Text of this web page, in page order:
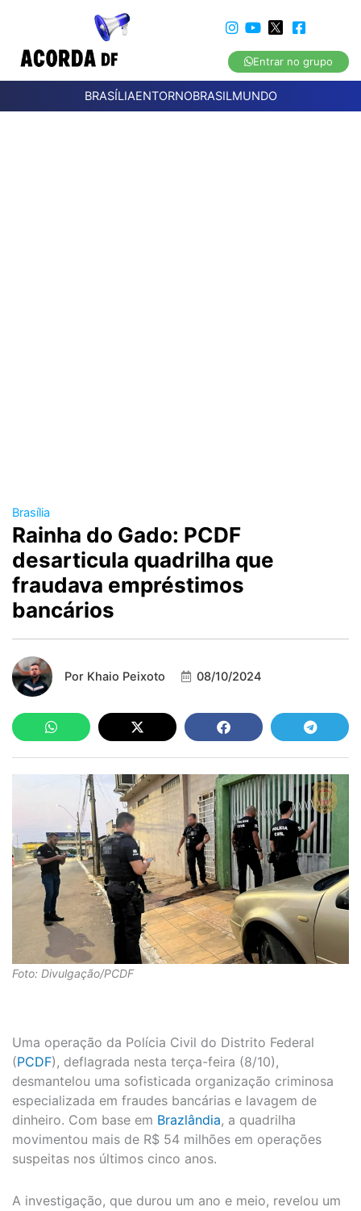
Entrar no grupo
BRASÍLIAENTORNOBRASILMUNDO
Brasília
Rainha do Gado: PCDF
desarticula quadrilha que
fraudava empréstimos
bancários
Por Khaio Peixoto 08/10/2024
Foto: Divulgação/PCDF
Uma operação da Polícia Civil do Distrito Federal
(PCDF), deflagrada nesta terça-feira (8/10),
desmantelou uma sofisticada organização criminosa
especializada em fraudes bancárias e lavagem de
dinheiro. Com base em Brazlândia, a quadrilha
movimentou mais de R$ 54 milhões em operações
suspeitas nos últimos cinco anos.
A investigação, que durou um ano e meio, revelou um